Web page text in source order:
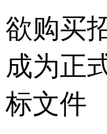
欲购买
成为正
标文件